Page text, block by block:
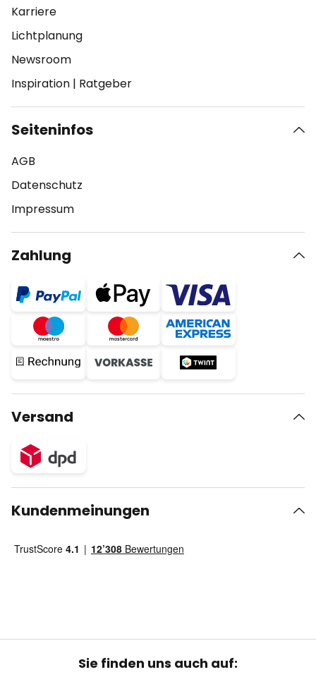
Karriere
Lichtplanung
Newsroom
Inspiration | Ratgeber
Seiteninfos
AGB
Datenschutz
Impressum
Zahlung
Versand
Kundenmeinungen
Sie finden uns auch auf: